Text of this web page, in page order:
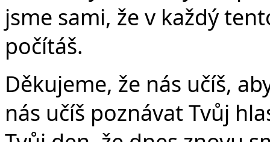
jsme sami, že v každý
počítáš.
Děkujeme, že nás učíš,
nás učíš poznávat Tvůj